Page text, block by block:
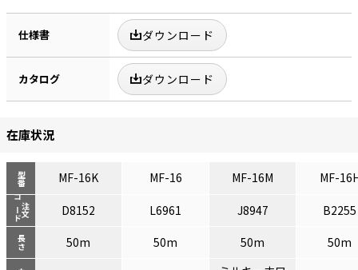
仕様書 ダウンロード
カタログ ダウンロード
在庫状況
型番
注文
コード
長さ
MF-16K MF-16 MF-16M MF-
D8152 L6961 J8947
B2255
50m
50m 50m 50m